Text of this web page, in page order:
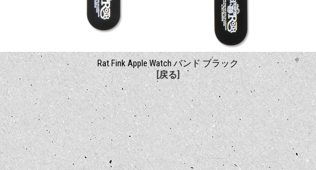
Rat Fink Apple Watch バンド ブラック
[戻る]